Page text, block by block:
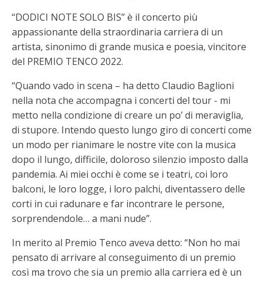
“DODICI NOTE SOLO BIS” è il concerto più
appassionante della straordinaria carriera di un
artista, sinonimo di grande musica e poesia, vincitore
del PREMIO TENCO 2022.
“Quando vado in scena – ha detto Claudio Baglioni
nella nota che accompagna i concerti del tour - mi
metto nella condizione di creare un po’ di meraviglia,
di stupore. Intendo questo lungo giro di concerti come
un modo per rianimare le nostre vite con la musica
dopo il lungo, difficile, doloroso silenzio imposto dalla
pandemia. Ai miei occhi è come se i teatri, coi loro
balconi, le loro logge, i loro palchi, diventassero delle
corti in cui radunare e far incontrare le persone,
sorprendendole… a mani nude”.
In merito al Premio Tenco aveva detto: “Non ho mai
pensato di arrivare al conseguimento di un premio
così ma trovo che sia un premio alla carriera ed è un